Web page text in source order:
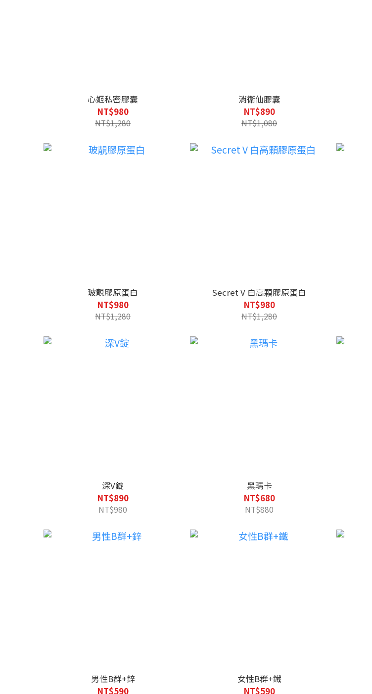
心姬私密膠囊
NT$980
NT$1,280
消衛仙膠囊
NT$890
NT$1,080
玻靚膠原蛋白
NT$980
NT$1,280
Secret V 白高顆膠原蛋白
NT$980
NT$1,280
深V錠
NT$890
NT$980
黑瑪卡
NT$680
NT$880
男性B群+鋅
NT$590
女性B群+鐵
NT$590